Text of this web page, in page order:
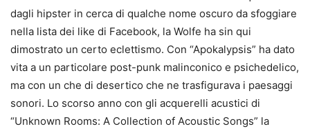
dagli hipster in cerca di qualche nome oscuro da sfoggiare
nella lista dei like di Facebook, la Wolfe ha sin qui
dimostrato un certo eclettismo. Con “Apokalypsis” ha dato
vita a un particolare post-punk malinconico e psichedelico,
ma con un che di desertico che ne trasfigurava i paesaggi
sonori. Lo scorso anno con gli acquerelli acustici di
“Unknown Rooms: A Collection of Acoustic Songs” la